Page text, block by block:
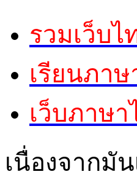
รวมเว็บ
เรียนภาษ
เว็บภาษ
เนื่องจากมั